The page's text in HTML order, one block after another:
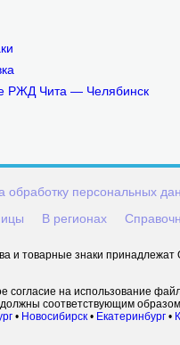
РЖД Чита — Челябинск
обработку персональных
В регионах
и товарные знаки
согласие на использование
соответствующим образом
• Новосибирск • Екатеринбург •